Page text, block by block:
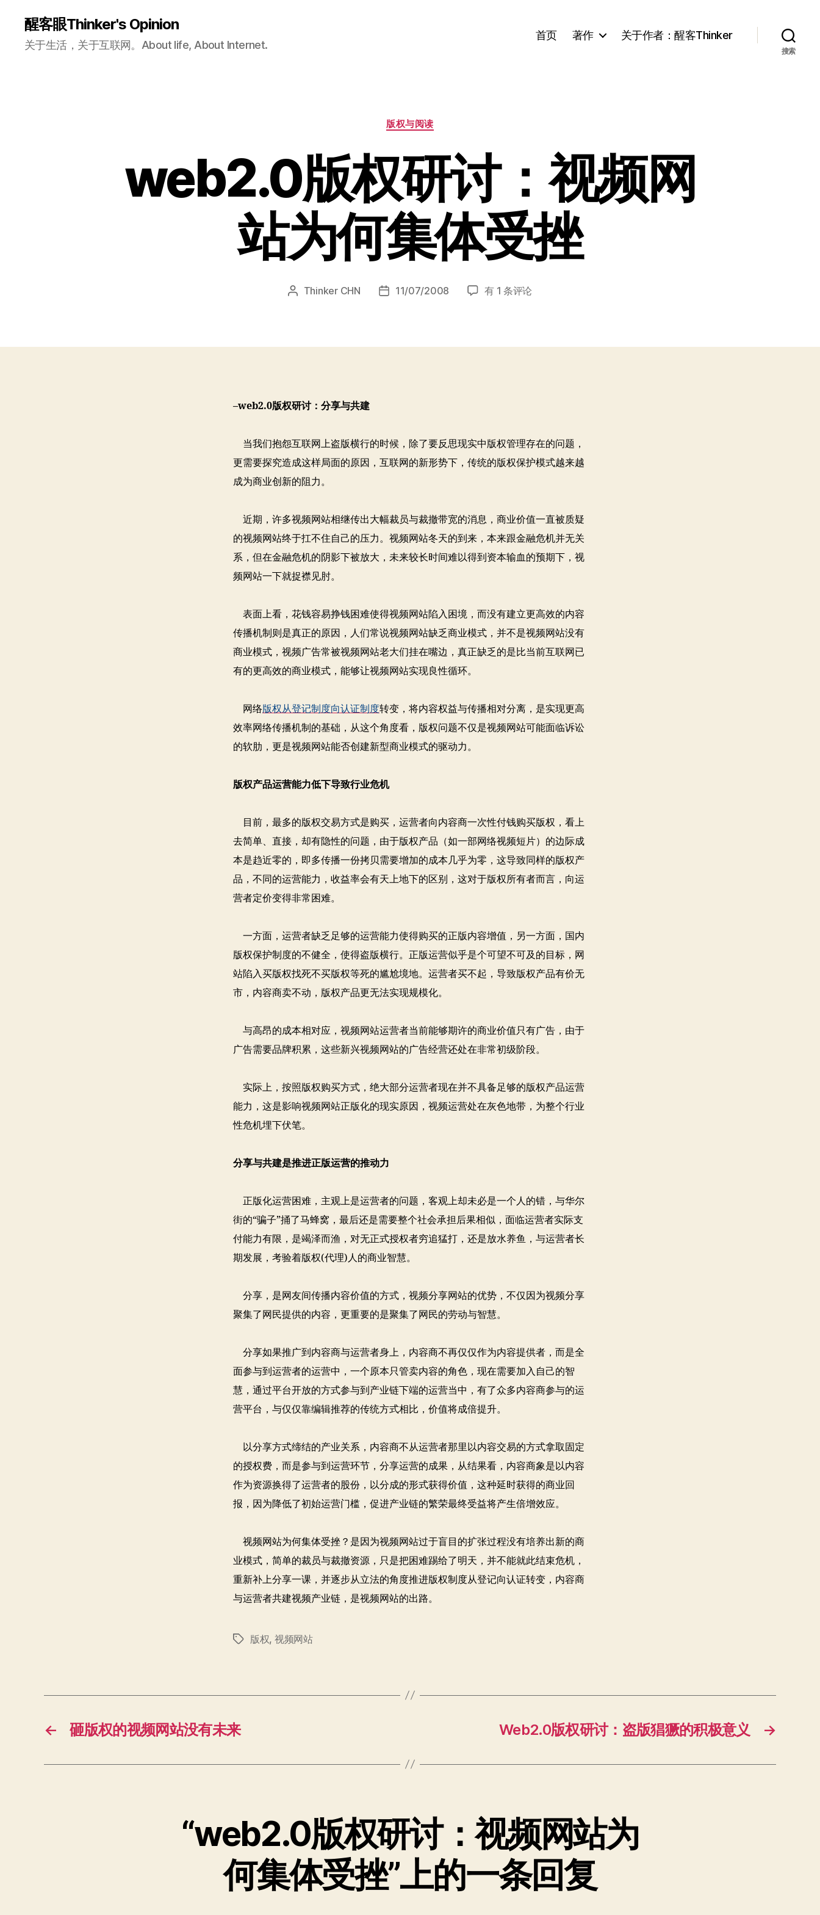
醒客眼Thinker's Opinion
关于生活，关于互联网。About life, About Internet.
首页 著作 关于作者：醒客Thinker
搜索
分
类
版权与阅读
web2.0版权研讨：视频网
站为何集体受挫
文 Thinker CHN
发 11/07/2008
web2.0
讨：
何
集
体
有 1 条评论
–web2.0版权研讨：分享与共建
当我们抱怨互联网上盗版横行的时候，除了要反思现实中版权管理存在的问题，
更需要探究造成这样局面的原因，互联网的新形势下，传统的版权保护模式越来越
成为商业创新的阻力。
近期，许多视频网站相继传出大幅裁员与裁撤带宽的消息，商业价值一直被质疑
的视频网站终于扛不住自己的压力。视频网站冬天的到来，本来跟金融危机并无关
系，但在金融危机的阴影下被放大，未来较长时间难以得到资本输血的预期下，视
频网站一下就捉襟见肘。
表面上看，花钱容易挣钱困难使得视频网站陷入困境，而没有建立更高效的内容
传播机制则是真正的原因，人们常说视频网站缺乏商业模式，并不是视频网站没有
商业模式，视频广告常被视频网站老大们挂在嘴边，真正缺乏的是比当前互联网已
有的更高效的商业模式，能够让视频网站实现良性循环。
网络版权从登记制度向认证制度转变，将内容权益与传播相对分离，是实现更高
效率网络传播机制的基础，从这个角度看，版权问题不仅是视频网站可能面临诉讼
的软肋，更是视频网站能否创建新型商业模式的驱动力。
版权产品运营能力低下导致行业危机
目前，最多的版权交易方式是购买，运营者向内容商一次性付钱购买版权，看上
去简单、直接，却有隐性的问题，由于版权产品（如一部网络视频短片）的边际成
本是趋近零的，即多传播一份拷贝需要增加的成本几乎为零，这导致同样的版权产
品，不同的运营能力，收益率会有天上地下的区别，这对于版权所有者而言，向运
营者定价变得非常困难。
一方面，运营者缺乏足够的运营能力使得购买的正版内容增值，另一方面，国内
版权保护制度的不健全，使得盗版横行。正版运营似乎是个可望不可及的目标，网
站陷入买版权找死不买版权等死的尴尬境地。运营者买不起，导致版权产品有价无
市，内容商卖不动，版权产品更无法实现规模化。
与高昂的成本相对应，视频网站运营者当前能够期许的商业价值只有广告，由于
广告需要品牌积累，这些新兴视频网站的广告经营还处在非常初级阶段。
实际上，按照版权购买方式，绝大部分运营者现在并不具备足够的版权产品运营
能力，这是影响视频网站正版化的现实原因，视频运营处在灰色地带，为整个行业
性危机埋下伏笔。
分享与共建是推进正版运营的推动力
正版化运营困难，主观上是运营者的问题，客观上却未必是一个人的错，与华尔
街的“骗子”捅了马蜂窝，最后还是需要整个社会承担后果相似，面临运营者实际支
付能力有限，是竭泽而渔，对无正式授权者穷追猛打，还是放水养鱼，与运营者长
期发展，考验着版权(代理)人的商业智慧。
分享，是网友间传播内容价值的方式，视频分享网站的优势，不仅因为视频分享
聚集了网民提供的内容，更重要的是聚集了网民的劳动与智慧。
分享如果推广到内容商与运营者身上，内容商不再仅仅作为内容提供者，而是全
面参与到运营者的运营中，一个原本只管卖内容的角色，现在需要加入自己的智
慧，通过平台开放的方式参与到产业链下端的运营当中，有了众多内容商参与的运
营平台，与仅仅靠编辑推荐的传统方式相比，价值将成倍提升。
以分享方式缔结的产业关系，内容商不从运营者那里以内容交易的方式拿取固定
的授权费，而是参与到运营环节，分享运营的成果，从结果看，内容商象是以内容
作为资源换得了运营者的股份，以分成的形式获得价值，这种延时获得的商业回
报，因为降低了初始运营门槛，促进产业链的繁荣最终受益将产生倍增效应。
视频网站为何集体受挫？是因为视频网站过于盲目的扩张过程没有培养出新的商
业模式，简单的裁员与裁撤资源，只是把困难踢给了明天，并不能就此结束危机，
重新补上分享一课，并逐步从立法的角度推进版权制度从登记向认证转变，内容商
与运营者共建视频产业链，是视频网站的出路。
标
版权, 视频网站
← 砸版权的视频网站没有未来 →
Web2.0版权研讨：盗版猖獗的积极意义
“web2.0版权研讨：视频网站为
何集体受挫”上的一条回复